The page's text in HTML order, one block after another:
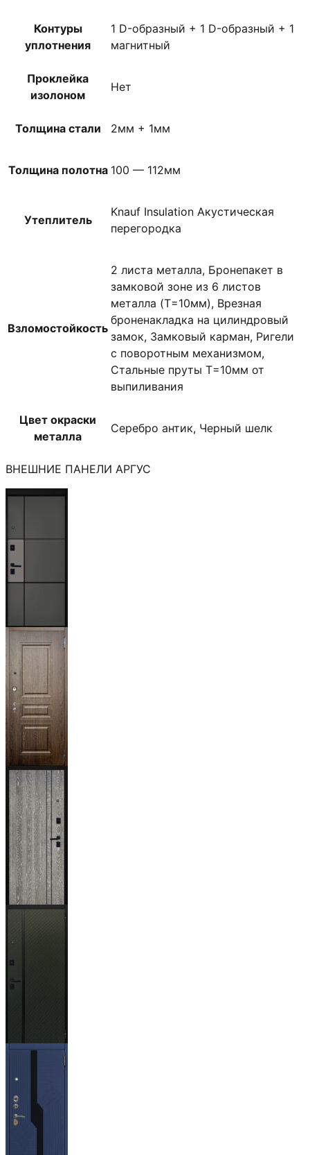
Контуры
уплотнения
1 D-образный + 1 D-образный + 1
магнитный
Проклейка
изолоном
Нет
Толщина стали 2мм + 1мм
Толщина полотна 100 — 112мм
Утеплитель
Knauf Insulation Акустическая
перегородка
Взломостойкость
2 листа металла, Бронепакет в
замковой зоне из 6 листов
металла (T=10мм), Врезная
броненакладка на цилиндровый
замок, Замковый карман, Ригели
с поворотным механизмом,
Стальные пруты T=10мм от
выпиливания
Цвет окраски
металла
Серебро антик, Черный шелк
ВНЕШНИЕ ПАНЕЛИ АРГУС
Мичиган
Магистр
Дуб кантри
тёмный